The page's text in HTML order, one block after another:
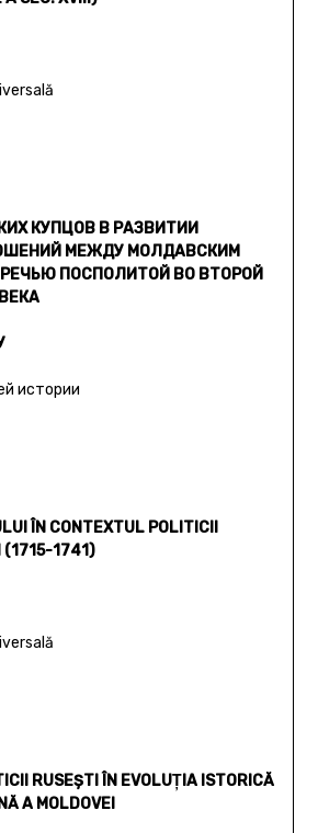
КУПЦОВ В РАЗВИТИИ
МЕЖДУ МОЛДАВСКИМ
ПОСПОЛИТОЙ ВО ВТОРОЙ
истории
ÎN CONTEXTUL POLITICII
(1715-1741)
RUSEŞTI ÎN EVOLUŢIA ISTORICĂ
A MOLDOVEI